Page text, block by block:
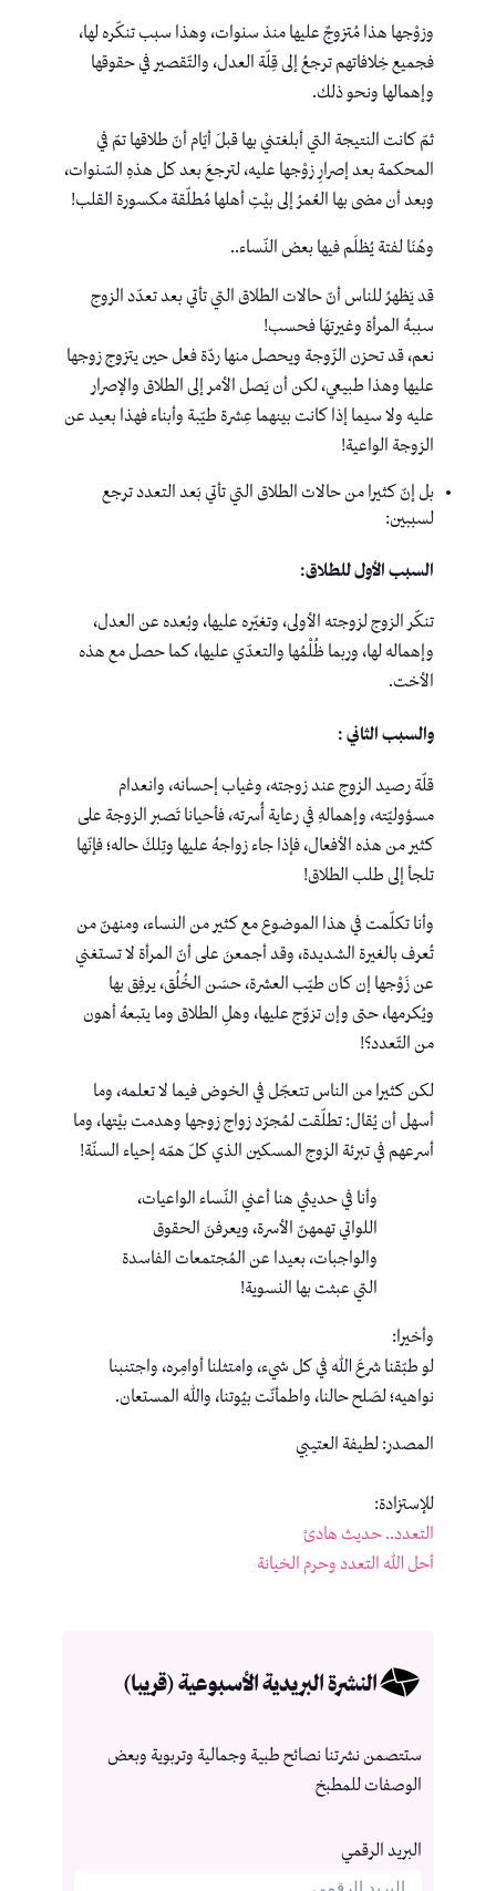
وزوْجها هذا مُتزوجٌ عليها منذ سنوات، وهذا سبب تنكّره لها،
فجميع خِلافاتهم ترجعُ إلى قِلّة العدل، والتّقصير في حقوقها
وإهمالها ونحو ذلك.
ثمّ كانت النتيجة التي أبلغتني بها قبلَ أيّام أنّ طلاقها تمّ في
المحكمة بعد إصرارِ زوْجها عليه، لترجعَ بعد كل هذهِ السّنوات،
وبعد أن مضى بها العُمرُ إلى بيْتِ أهلها مُطلّقة مكسورة القلب!
وهُنَا لفتة يُظلَم فيها بعض النّساء..
قد يَظهرُ للناس أنّ حالات الطلاق التي تأتي بعد تعدّد الزوج
سببهُ المرأة وغيرتهَا فحسب!
نعم، قد تحزن الزّوجة ويحصل منها ردّة فعل حين يتزوج زوجها
عليها وهذا طبيعي، لكن أن يَصل الأمر إلى الطلاق والإصرار
عليه ولا سيما إذا كانت بينهما عِشرة طيّبة وأبناء فهذا بعيد عن
الزوجة الواعية!
بل إنّ كثيرا من حالات الطلاق التي تأتي بَعد التعدد ترجع
لسببين:
السبب الأول للطلاق:
تنكّر الزوج لزوجته الأولى، وتغيّره عليها، وبُعده عن العدل،
وإهماله لها، وربما ظُلْمُها والتعدّي عليها، كما حصل مع هذه
الأخت.
والسبب الثاني :
قلّة رصيد الزوج عند زوجته، وغياب إحسانه، وانعدام
مسؤوليّته، وإهمالهِ في رعاية أُسرته، فأحيانا تَصبر الزوجة على
كثير من هذه الأفعال، فإذا جاء زواجهُ عليها وتِلكَ حاله؛ فإنّها
تلجأ إلى طلب الطلاق!
وأنا تكلّمت في هذا الموضوع مع كثير من النساء، ومنهنّ من
تُعرف بالغيرة الشديدة، وقد أجمعنَ على أنّ المرأة لا تستغني
عن زَوْجها إن كان طيّب العشرة، حسَن الخُلُق، يرفِق بها
ويُكرمها، حتى وإن تزوّج عليها، وهلِ الطلاق وما يتبعهُ أهون
من التّعدد؟!
لكن كثيرا من الناس تتعجّل في الخوض فيما لا تعلمه، وما
أسهل أن يُقال: تطلّقت لمُجرّد زواج زوجها وهدمت بيْتها، وما
أسرعهم في تبرئة الزوج المسكين الذي كلّ همّه إحياء السنّة!
وأنا في حديثي هنا أعني النّساء الواعيات،
اللواتي تهمهنّ الأسرة، ويعرفنَ الحقوق
والواجبات، بعيدا عن المُجتمعات الفاسدة
التي عبثت بها النسوية!
وأخيرا:
لو طبّقنا شرعَ الله في كل شيء، وامتثلنا أوامِره، واجتنبنا
نواهيه؛ لصَلح حالنا، واطمأنّت بيُوتنا، والله المستعان.
المصدر: لطيفة العتيبي
للإستزادة:
التعدد.. حديث هادئ
أحل الله التعدد وحرم الخيانة
النشرة البريدية الأسبوعية (قريبا)
ستتصمن نشرتنا نصائح طبية وجمالية وتربوية وبعض
الوصفات للمطبخ
البريد الرقمي